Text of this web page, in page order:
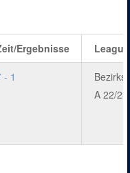
Ergebnisse League
- 1
A 22/23